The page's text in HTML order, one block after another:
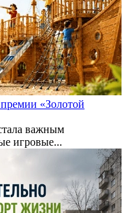
«Золотой
важным
игровые...